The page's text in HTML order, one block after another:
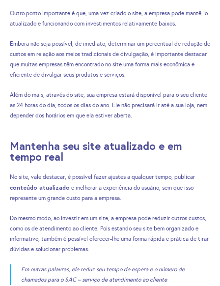
Outro ponto importante é que, uma vez criado o site, a empresa pode mantê-lo
atualizado e funcionando com investimentos relativamente baixos.
Embora não seja possível, de imediato, determinar um percentual de redução de
custos em relação aos meios tradicionais de divulgação, é importante destacar
que muitas empresas têm encontrado no site uma forma mais econômica e
eficiente de divulgar seus produtos e serviços.
Além do mais, através do site, sua empresa estará disponível para o seu cliente
as 24 horas do dia, todos os dias do ano. Ele não precisará ir até a sua loja, nem
depender dos horários em que ela estiver aberta.
Mantenha seu site atualizado e em
tempo real
No site, vale destacar, é possível fazer ajustes a qualquer tempo, publicar
conteúdo atualizado e melhorar a experiência do usuário, sem que isso
represente um grande custo para a empresa.
Do mesmo modo, ao investir em um site, a empresa pode reduzir outros custos,
como os de atendimento ao cliente. Pois estando seu site bem organizado e
informativo, também é possível oferecer-lhe uma forma rápida e prática de tirar
dúvidas e solucionar problemas.
Em outras palavras, ele reduz seu tempo de espera e o número de
chamados para o SAC – serviço de atendimento ao cliente